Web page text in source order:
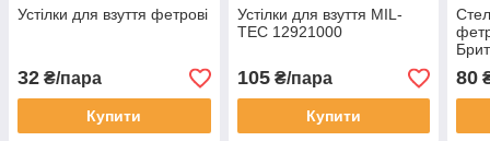
Устілки для взуття фетрові
32 ₴/пара
Купити
Устілки для взуття MIL-
TEC 12921000
105₴/пара
Купити
80